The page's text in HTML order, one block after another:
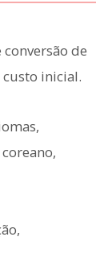
de
inicial.